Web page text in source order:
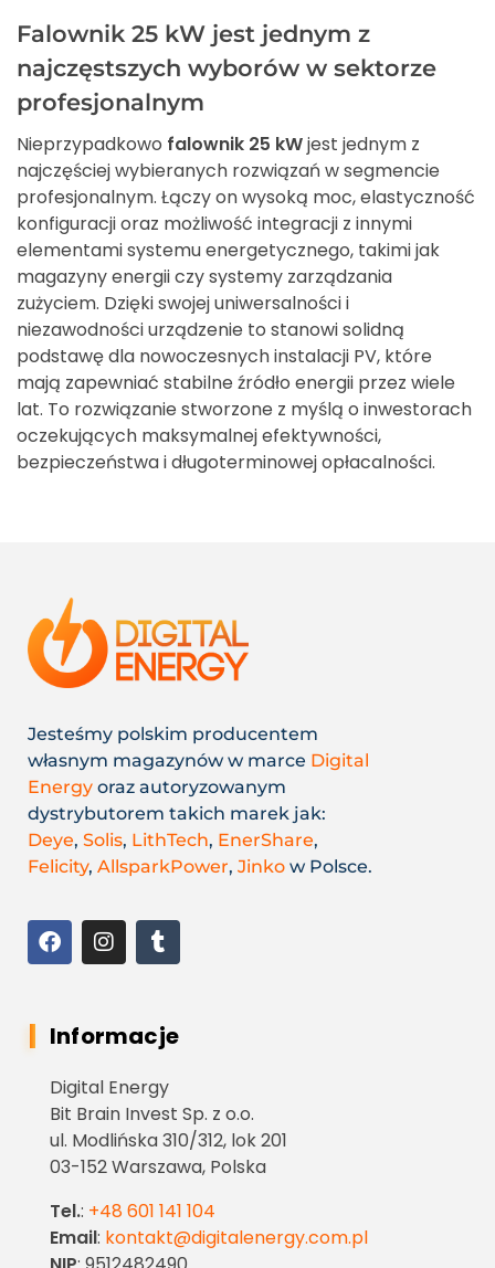
Falownik 25 kW jest jednym z
najczęstszych wyborów w sektorze
profesjonalnym
Nieprzypadkowo falownik 25 kWjest jednym z
najczęściej wybieranych rozwiązań w segmencie
profesjonalnym. Łączy on wysoką moc, elastyczność
konfiguracji oraz możliwość integracji z innymi
elementami systemu energetycznego, takimi jak
magazyny energii czy systemy zarządzania
zużyciem. Dzięki swojej uniwersalności i
niezawodności urządzenie to stanowi solidną
podstawę dla nowoczesnych instalacji PV, które
mają zapewniać stabilne źródło energii przez wiele
lat. To rozwiązanie stworzone z myślą o inwestorach
oczekujących maksymalnej efektywności,
bezpieczeństwa i długoterminowej opłacalności.
Jesteśmy polskim producentem
własnym magazynów w marce Digital
Energy oraz autoryzowanym
dystrybutorem takich marek jak:
Deye, Solis, LithTech, EnerShare,
Felicity, AllsparkPower, Jinko w Polsce.
Informacje
Digital Energy
Bit Brain Invest Sp. z o.o.
ul. Modlińska 310/312, lok 201
03-152 Warszawa, Polska
Tel.: +48 601 141 104
Email: kontakt@digitalenergy.com.pl